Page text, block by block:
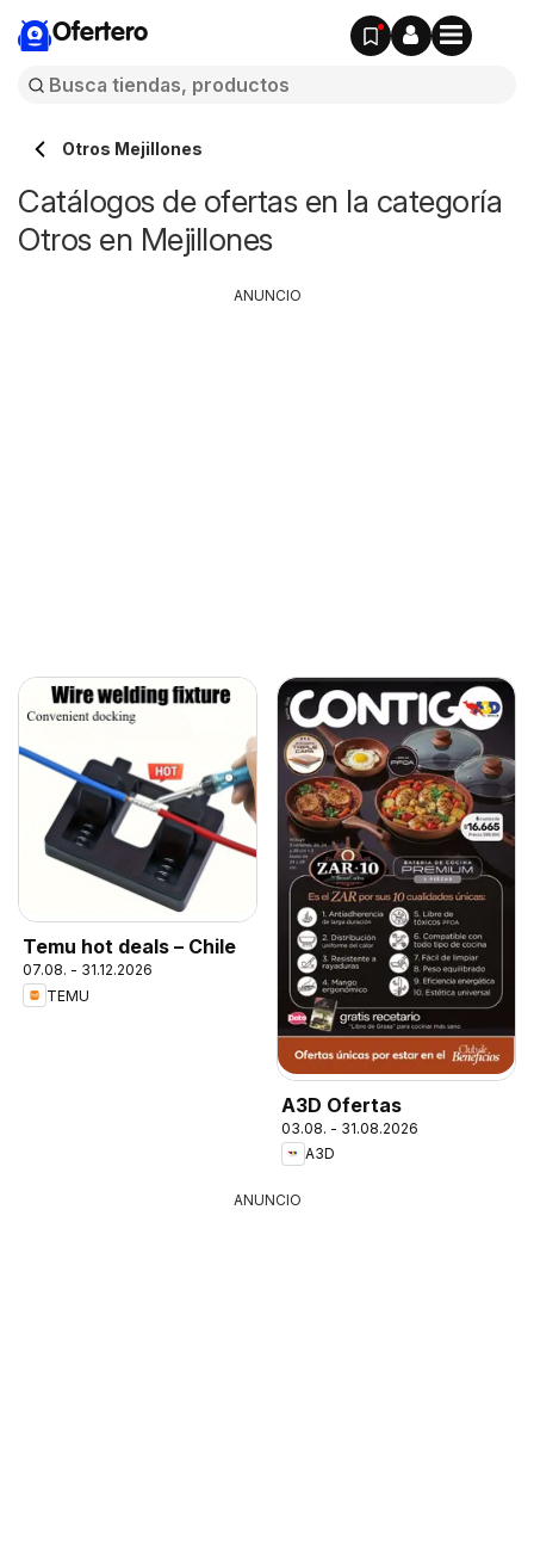
Ofertero
Otros Mejillones
Catálogos de ofertas en la categoría
Otros en Mejillones
Temu hot deals – Chile
07.08. - 31.12.2026
TEMU
A3D Ofertas
03.08. - 31.08.2026
A3D
ANUNCIO
ANUNCIO